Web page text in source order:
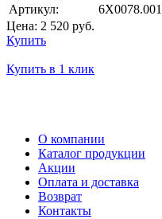
Артикул:
6X0078.001
Цена: 2 520 руб.
Купить
Купить в 1 клик
О компании
Каталог продукции
Акции
Оплата и доставка
Возврат
Контакты